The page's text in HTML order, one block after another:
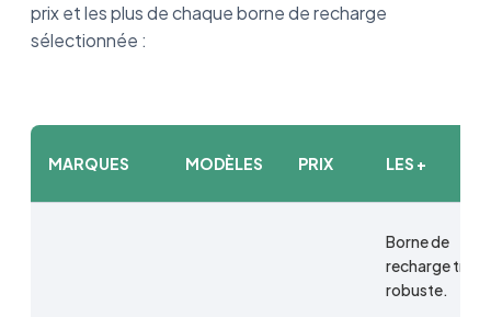
prix et les plus de chaque borne de recharge
sélectionnée :
MARQUES MODÈLES PRIX LES +
Borne de
recharge très
robuste.